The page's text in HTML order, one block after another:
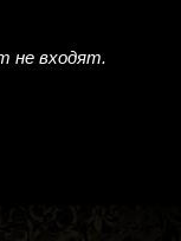
не входят.